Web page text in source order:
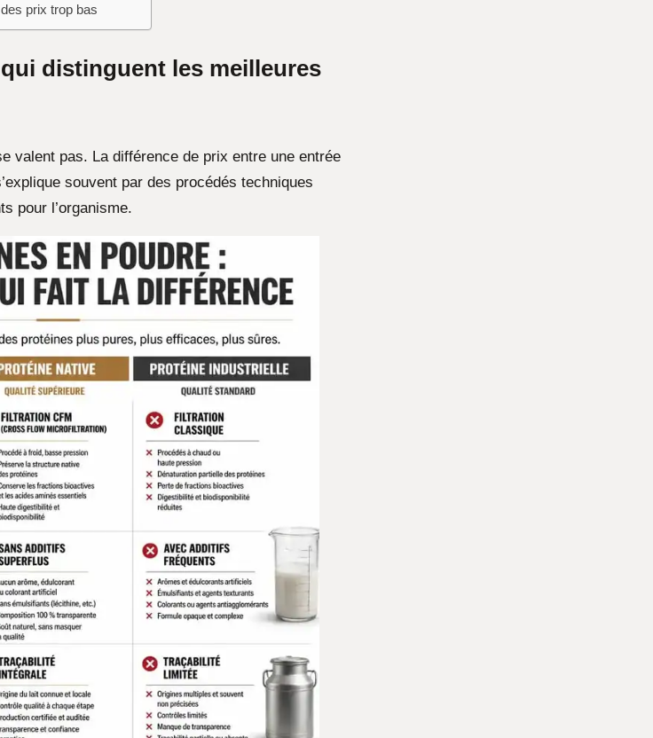
prix trop bas
distinguent les meilleures
valent pas. La différence de prix entre une entrée
souvent par des procédés techniques
pour l’organisme.